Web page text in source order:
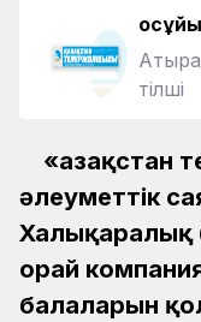
тілші
«Қазақстан
әлеуметтік
Халықаралық
орай
балаларын